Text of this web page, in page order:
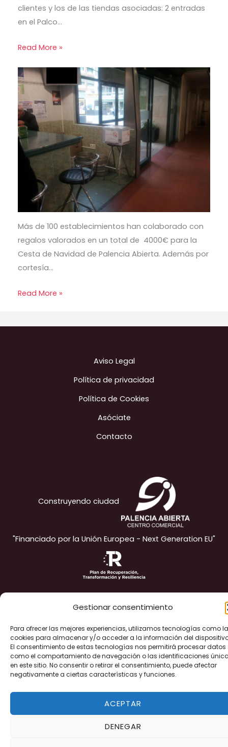
Gestionar consentimiento
Para ofrecer las mejores experiencias, utilizamos tecnologías como
cookies para almacenar y/o acceder a la información del
El consentimiento de estas tecnologías nos permitirá procesar datos
como el comportamiento de navegación o las identificaciones
en este sitio. No consentir o retirar el consentimiento, puede afectar
negativamente a ciertas características y funciones.
ACEPTAR
DENEGAR
clientes y los de las tiendas asociadas: 2 entradas
en el Palco…
Read More »
Más de 100 establecimientos han colaborado con
regalos valorados en un total de 4000€ para la
Cesta de Navidad de Palencia Abierta. Además por
cortesía…
Read More »
Aviso Legal
Política de privacidad
Política de Cookies
Asóciate
Contacto
Construyendo ciudad
"Financiado por la Unión Europea - Next Generation EU"
Copyright © 2026 Palencia Abierta | Diseñado Acuamedia